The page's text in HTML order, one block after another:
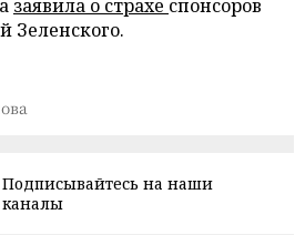
заявила о страхе спонсоров
Зеленского.
Подписывайтесь на наши
каналы